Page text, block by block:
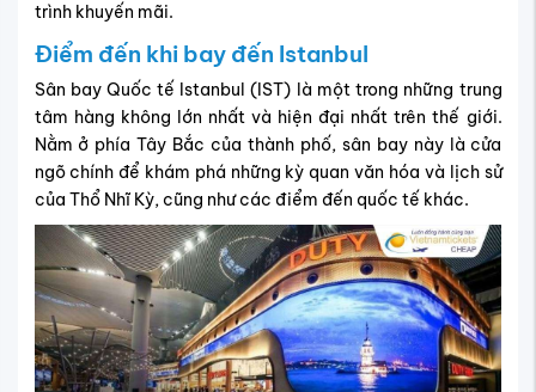
trình khuyến mãi.
Điểm đến khi bay đến Istanbul
Sân bay Quốc tế Istanbul (IST) là một trong những trung
tâm hàng không lớn nhất và hiện đại nhất trên thế giới.
Nằm ở phía Tây Bắc của thành phố, sân bay này là cửa
ngõ chính để khám phá những kỳ quan văn hóa và lịch sử
của Thổ Nhĩ Kỳ, cũng như các điểm đến quốc tế khác.